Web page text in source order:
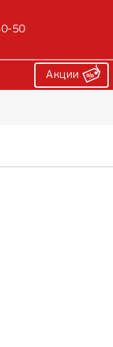
50
Акции